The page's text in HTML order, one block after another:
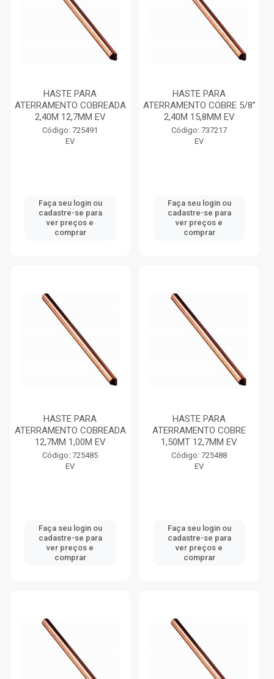
HASTE PARA
ATERRAMENTO COBREADA
2,40M 12,7MM EV
Código: 725491
EV
Faça seu login ou
cadastre-se para
ver preços e
comprar
HASTE PARA
ATERRAMENTO COBRE 5/8”
2,40M 15,8MM EV
Código: 737217
EV
Faça seu login ou
cadastre-se para
ver preços e
comprar
HASTE PARA
ATERRAMENTO COBREADA
12,7MM 1,00M EV
Código: 725485
EV
Faça seu login ou
cadastre-se para
ver preços e
comprar
HASTE PARA
ATERRAMENTO COBRE
1,50MT 12,7MM EV
Código: 725488
EV
Faça seu login ou
cadastre-se para
ver preços e
comprar